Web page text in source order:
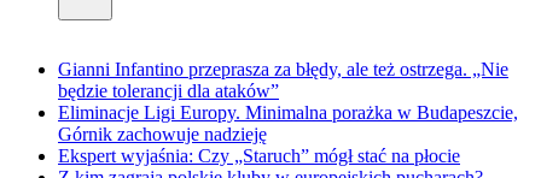
Gianni Infantino przeprasza za błędy, ale też ostrzega. „Nie
będzie tolerancji dla ataków”
Eliminacje Ligi Europy. Minimalna porażka w Budapeszcie,
Górnik zachowuje nadzieję
Ekspert wyjaśnia: Czy „Staruch” mógł stać na płocie